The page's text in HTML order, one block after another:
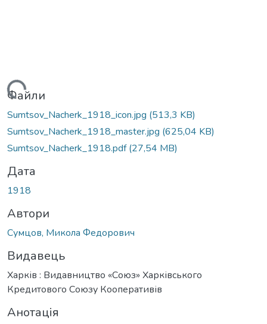
Файли
Sumtsov_Nacherk_1918_icon.jpg (513,3 KB)
Sumtsov_Nacherk_1918_master.jpg (625,04 KB)
Sumtsov_Nacherk_1918.pdf(27,54 MB)
Дата
1918
Автори
Сумцов, Микола Федорович
Видавець
Харків : Видавництво «Союз» Харківського
Кредитового Союзу Кооперативів
Анотація